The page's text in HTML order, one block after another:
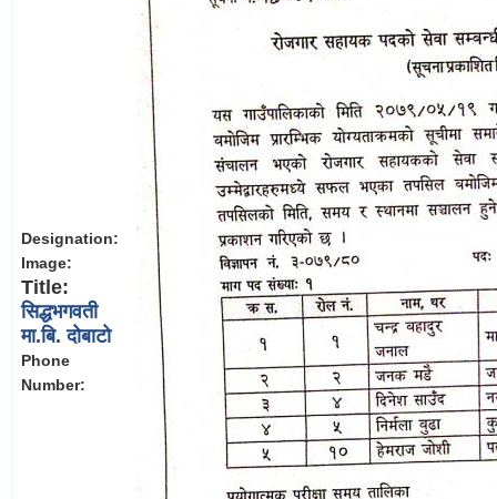
Designation:
Image:
Title:
सिद्धभगवती
मा.बि. दोबाटो
Phone
Number: